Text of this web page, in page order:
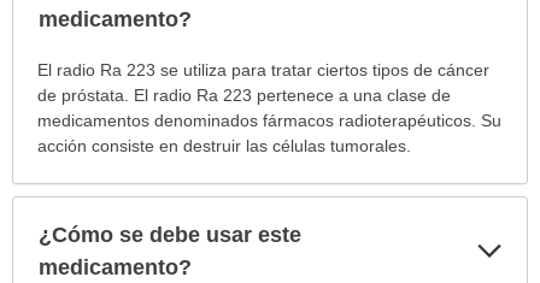
medicamento?
¿Para
cuáles
condiciones
se
prescribe
este
medicamento?
El radio Ra 223 se utiliza para tratar ciertos tipos de cáncer
de próstata. El radio Ra 223 pertenece a una clase de
medicamentos denominados fármacos radioterapéuticos. Su
acción consiste en destruir las células tumorales.
¿Cómo se debe usar este
medicamento?